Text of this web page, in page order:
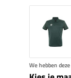
We hebben